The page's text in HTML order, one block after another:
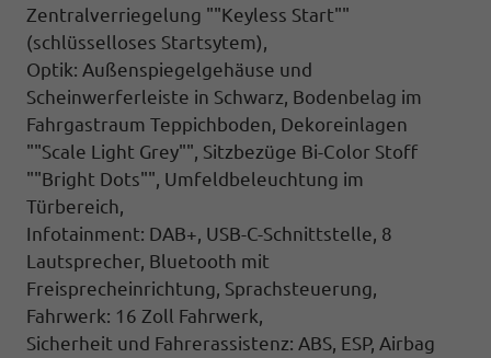
Zentralverriegelung ""Keyless Start""
(schlüsselloses Startsytem),
Optik: Außenspiegelgehäuse und
Scheinwerferleiste in Schwarz, Bodenbelag im
Fahrgastraum Teppichboden, Dekoreinlagen
""Scale Light Grey"", Sitzbezüge Bi-Color Stoff
""Bright Dots"", Umfeldbeleuchtung im
Türbereich,
Infotainment: DAB+, USB-C-Schnittstelle, 8
Lautsprecher, Bluetooth mit
Freisprecheinrichtung, Sprachsteuerung,
Fahrwerk: 16 Zoll Fahrwerk,
Sicherheit und Fahrerassistenz: ABS, ESP, Airbag